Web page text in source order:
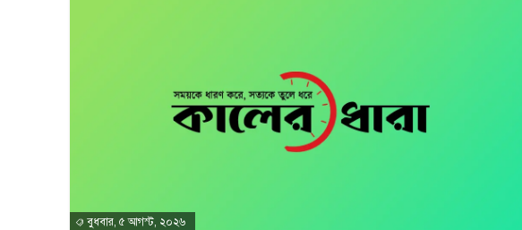
বুধবার, ৫ আগস্ট, ২০২৬